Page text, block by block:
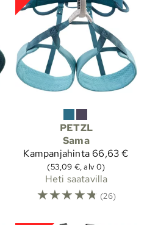
PETZL
Sama
Kampanjahinta 66,63 €
(53,09 €, alv 0)
Heti saatavilla
☆☆☆☆☆ (26)